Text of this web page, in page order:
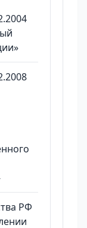
РФ